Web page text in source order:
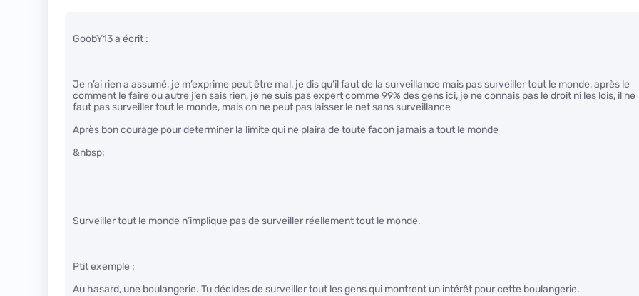
GoobY13 a écrit :
Je n’ai rien a assumé, je m’exprime peut être mal, je dis qu’il faut de la surveillance mais pas surveiller tout le monde, après le
comment le faire ou autre j’en sais rien, je ne suis pas expert comme 99% des gens ici, je ne connais pas le droit ni les lois, il ne
faut pas surveiller tout le monde, mais on ne peut pas laisser le net sans surveillance
Après bon courage pour determiner la limite qui ne plaira de toute facon jamais a tout le monde
&nbsp;
Surveiller tout le monde n’implique pas de surveiller réellement tout le monde.
Ptit exemple :
Au hasard, une boulangerie. Tu décides de surveiller tout les gens qui montrent un intérêt pour cette boulangerie.